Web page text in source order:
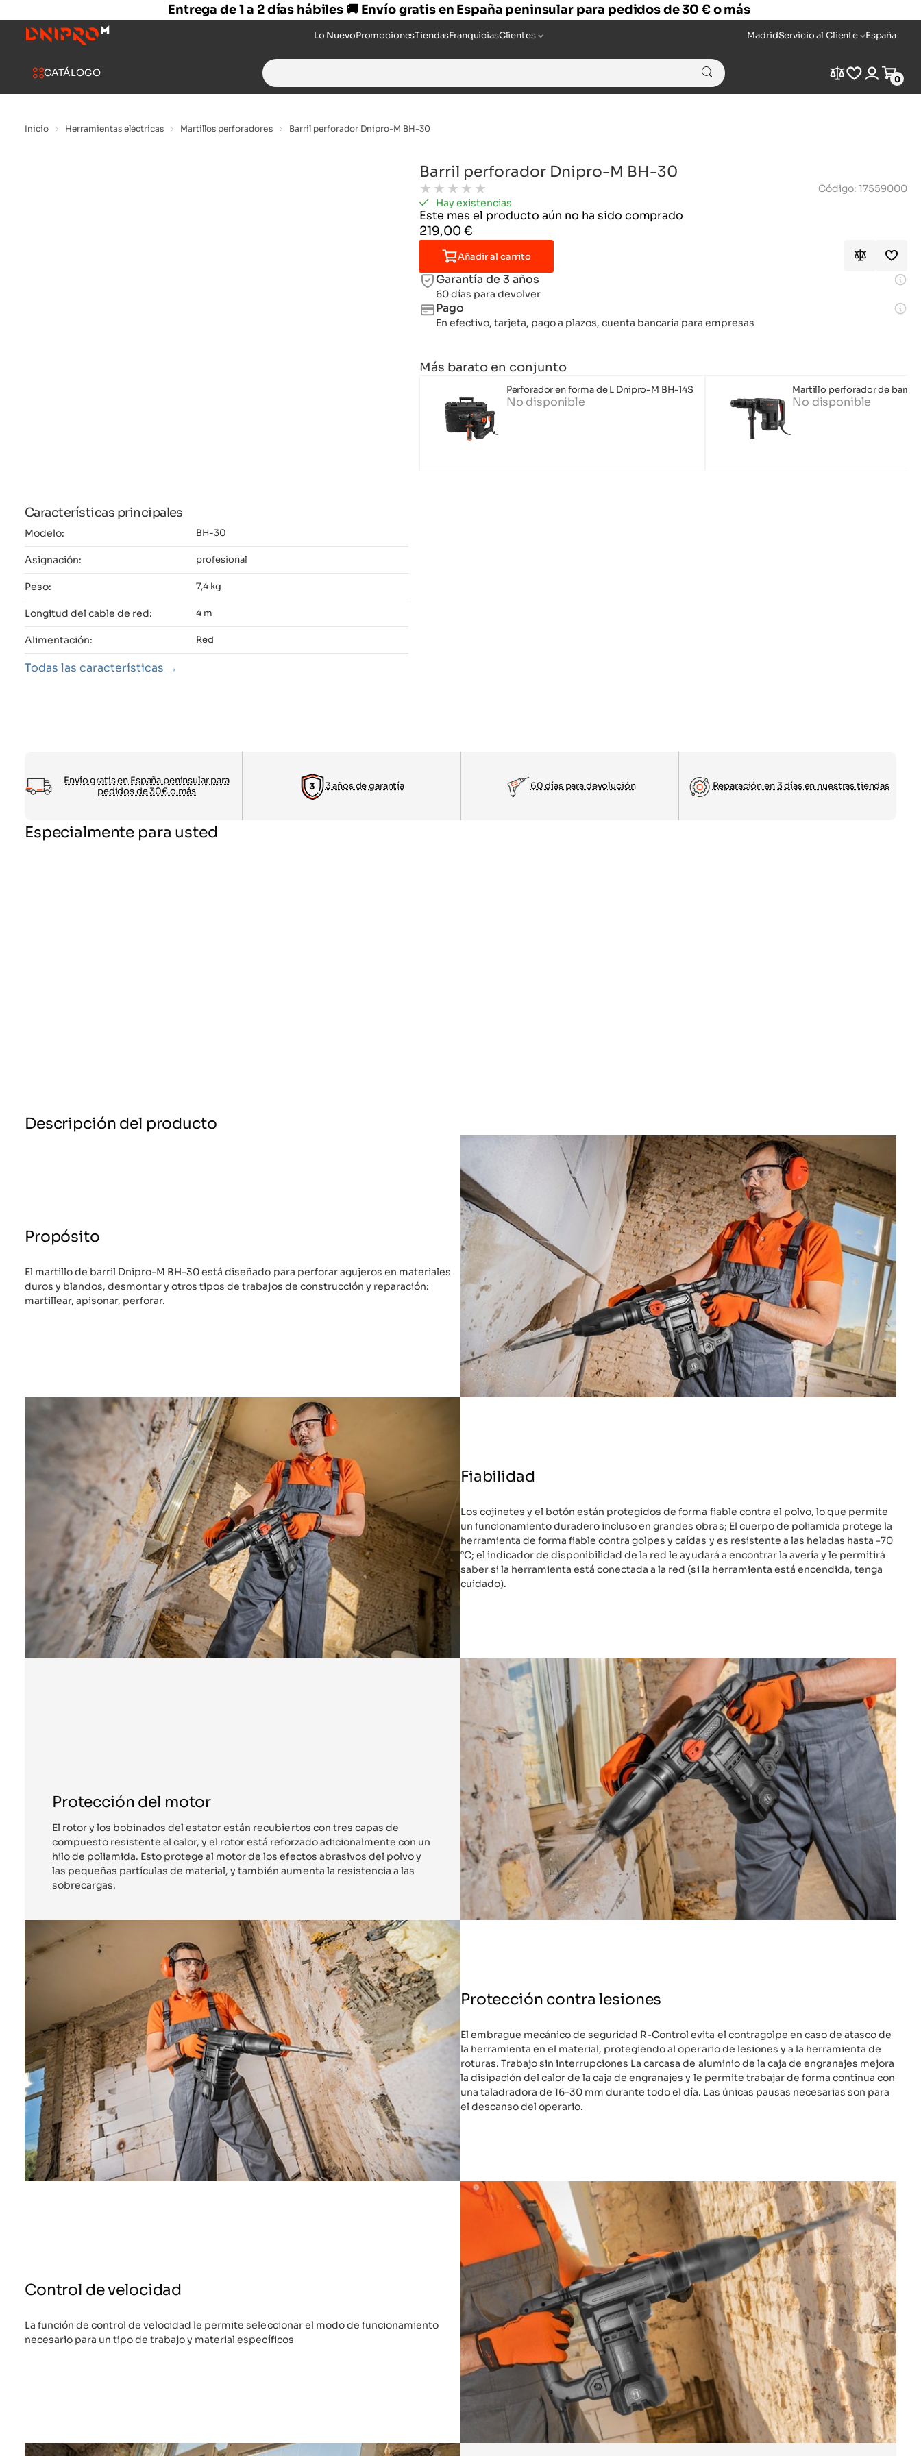
Entrega de 1 a 2 días hábiles 🚚 Envío gratis en España peninsular para pedidos de 30 € o más
Lo NuevoPromocionesTiendasFranquiciasClientes MadridServicio al Cliente España
CATÁLOGO
Search
for:
Compare
Wishlist
Login
Cart
0
Inicio Herramientas eléctricas Martillos perforadores Barril perforador Dnipro-M BH-30
Características principales
Modelo: BH-30
Asignación: profesional
Peso: 7,4 kg
Longitud del cable de red: 4 m
Alimentación: Red
Todas las características
Barril perforador Dnipro-M BH-30
★ ★ ★ ★ ★ Código: 17559000
Hay existencias
Este mes el producto aún no ha sido comprado
219,00 €
Añadir al carrito
Garantía de 3 años
60 días para devolver
Pago
En efectivo, tarjeta, pago a plazos, cuenta bancaria para empresas
Más barato en conjunto
Perforador en forma de L Dnipro-M BH-14S
No disponible
Martillo perforador de barril
No disponible
Envío gratis en España peninsular para
pedidos de 30€ o más
3 años de garantía 60 días para devolución Reparación en 3 días en nuestras tiendas
Especialmente para usted
Descripción del producto
Propósito
El martillo de barril Dnipro-M BH-30 está diseñado para perforar agujeros en materiales
duros y blandos, desmontar y otros tipos de trabajos de construcción y reparación:
martillear, apisonar, perforar.
Fiabilidad
Los cojinetes y el botón están protegidos de forma fiable contra el polvo, lo que permite
un funcionamiento duradero incluso en grandes obras; El cuerpo de poliamida protege la
herramienta de forma fiable contra golpes y caídas y es resistente a las heladas hasta -70
°C; el indicador de disponibilidad de la red le ayudará a encontrar la avería y le permitirá
saber si la herramienta está conectada a la red (si la herramienta está encendida, tenga
cuidado).
Protección del motor
El rotor y los bobinados del estator están recubiertos con tres capas de
compuesto resistente al calor, y el rotor está reforzado adicionalmente con un
hilo de poliamida. Esto protege al motor de los efectos abrasivos del polvo y
las pequeñas partículas de material, y también aumenta la resistencia a las
sobrecargas.
Protección contra lesiones
El embrague mecánico de seguridad R-Control evita el contragolpe en caso de atasco de
la herramienta en el material, protegiendo al operario de lesiones y a la herramienta de
roturas. Trabajo sin interrupciones La carcasa de aluminio de la caja de engranajes mejora
la disipación del calor de la caja de engranajes y le permite trabajar de forma continua con
una taladradora de 16-30 mm durante todo el día. Las únicas pausas necesarias son para
el descanso del operario.
Control de velocidad
La función de control de velocidad le permite seleccionar el modo de funcionamiento
necesario para un tipo de trabajo y material específicos